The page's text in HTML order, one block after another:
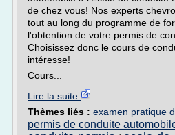
de chez vous! Nos experts
tout au long du programme de
l'obtention de votre permis de
Choisissez donc le cours de
intéresse!
Cours...
Lire la suite
Thèmes liés : examen pratique
permis de conduite